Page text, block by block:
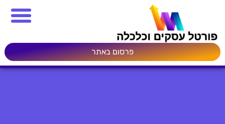
פרסום באתר